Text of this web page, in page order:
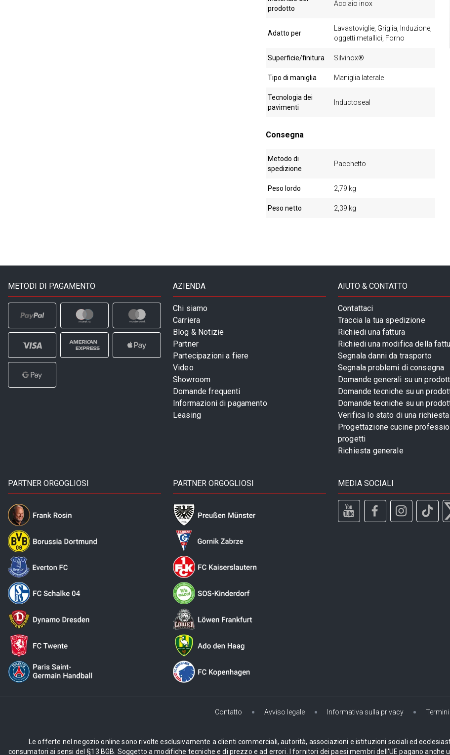
prodotto
Acciaio inox
Adatto per
Lavastoviglie, Griglia, Induzione,
oggetti metallici, Forno
Superficie/finitura Silvinox®
Tipo di maniglia Maniglia laterale
Tecnologia dei
pavimenti
Inductoseal
Consegna
Metodo di
spedizione
Pacchetto
Peso lordo 2,79 kg
Peso netto 2,39 kg
METODI DI PAGAMENTO AZIENDA
Chi siamo
Carriera
Blog & Notizie
Partner
Partecipazioni a fiere
Video
Showroom
Domande frequenti
Informazioni di pagamento
Leasing
AIUTO & CONTATTO
Contattaci
Traccia la tua spedizione
Richiedi una fattura
Richiedi una modifica della
Segnala danni da trasporto
Segnala problemi di consegna
Domande generali su un
Domande tecniche su un
Domande tecniche su un
Verifica lo stato di una
Progettazione cucine
progetti
Richiesta generale
PARTNER ORGOGLIOSI PARTNER ORGOGLIOSI MEDIA SOCIALI
Contatto Avviso legale Informativa sulla privacy Termini
Le offerte nel negozio online sono rivolte esclusivamente a clienti commerciali, autorità, associazioni e istituzioni sociali ed
consumatori ai sensi del §13 BGB. Soggetto a modifiche tecniche e di prezzo e ad errori. I fornitori dei paesi membri dell'UE pagano